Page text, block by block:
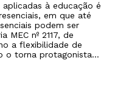
à educação é
em que até
podem ser
nº 2117, de
a flexibilidade de
o torna protagonista